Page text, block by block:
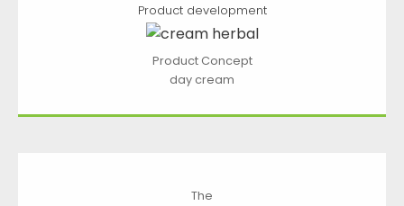
Product development
Product Concept
day cream
The